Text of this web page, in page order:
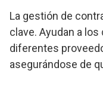
La gestión de
clave. Ayudan a
diferentes
asegurándose de